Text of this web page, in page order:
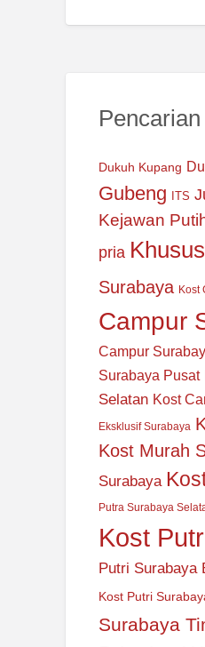
Dukuh Kupang
Gubeng ITS
Kejawan
pria
Surabaya Kost
Campur
Campur
Surabaya Pusat
Selatan Kost
Eksklusif Surabaya
Kost Murah
Surabaya
Putra Surabaya
Kost
Putri Surabaya
Kost Putri
Surabaya